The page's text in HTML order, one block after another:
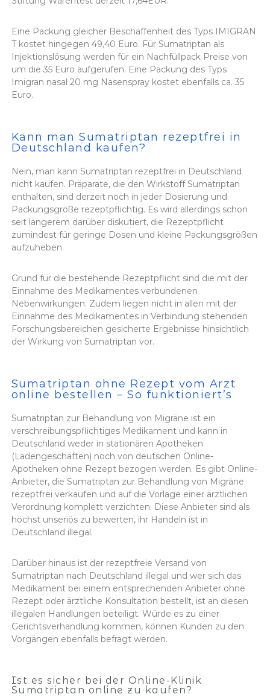
Eine Packung gleicher Beschaffenheit des Typs IMIGRAN
T kostet hingegen 49,40 Euro. Für Sumatriptan als
Injektionslösung werden für ein Nachfüllpack Preise von
um die 35 Euro aufgerufen. Eine Packung des Typs
Imigran nasal 20 mg Nasenspray kostet ebenfalls ca. 35
Euro.
Kann man Sumatriptan rezeptfrei in
Deutschland kaufen?
Nein, man kann Sumatriptan rezeptfrei in Deutschland
nicht kaufen. Präparate, die den Wirkstoff Sumatriptan
enthalten, sind derzeit noch in jeder Dosierung und
Packungsgröße rezeptpflichtig. Es wird allerdings schon
seit längerem darüber diskutiert, die Rezeptpflicht
zumindest für geringe Dosen und kleine Packungsgrößen
aufzuheben.
Grund für die bestehende Rezeptpflicht sind die mit der
Einnahme des Medikamentes verbundenen
Nebenwirkungen. Zudem liegen nicht in allen mit der
Einnahme des Medikamentes in Verbindung stehenden
Forschungsbereichen gesicherte Ergebnisse hinsichtlich
der Wirkung von Sumatriptan vor.
Sumatriptan ohne Rezept vom Arzt
online bestellen – So funktioniert’s
Sumatriptan zur Behandlung von Migräne ist ein
verschreibungspflichtiges Medikament und kann in
Deutschland weder in stationären Apotheken
(Ladengeschäften) noch von deutschen Online-
Apotheken ohne Rezept bezogen werden. Es gibt Online-
Anbieter, die Sumatriptan zur Behandlung von Migräne
rezeptfrei verkaufen und auf die Vorlage einer ärztlichen
Verordnung komplett verzichten. Diese Anbieter sind als
höchst unseriös zu bewerten, ihr Handeln ist in
Deutschland illegal.
Darüber hinaus ist der rezeptfreie Versand von
Sumatriptan nach Deutschland illegal und wer sich das
Medikament bei einem entsprechenden Anbieter ohne
Rezept oder ärztliche Konsultation bestellt, ist an diesen
illegalen Handlungen beteiligt. Würde es zu einer
Gerichtsverhandlung kommen, können Kunden zu den
Vorgängen ebenfalls befragt werden.
Ist es sicher bei der Online-Klinik
Sumatriptan online zu kaufen?